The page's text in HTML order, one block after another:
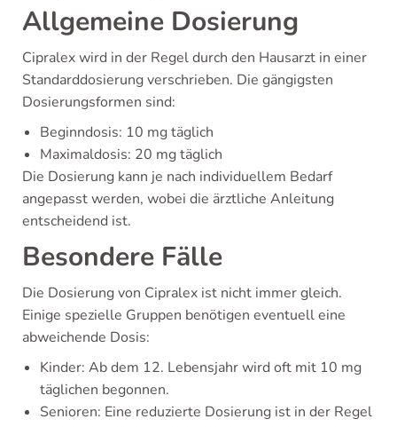
Allgemeine Dosierung
Cipralex wird in der Regel durch den Hausarzt in einer
Standarddosierung verschrieben. Die gängigsten
Dosierungsformen sind:
Beginndosis: 10 mg täglich
Maximaldosis: 20 mg täglich
Die Dosierung kann je nach individuellem Bedarf
angepasst werden, wobei die ärztliche Anleitung
entscheidend ist.
Besondere Fälle
Die Dosierung von Cipralex ist nicht immer gleich.
Einige spezielle Gruppen benötigen eventuell eine
abweichende Dosis:
Kinder: Ab dem 12. Lebensjahr wird oft mit 10 mg
täglichen begonnen.
Senioren: Eine reduzierte Dosierung ist in der Regel